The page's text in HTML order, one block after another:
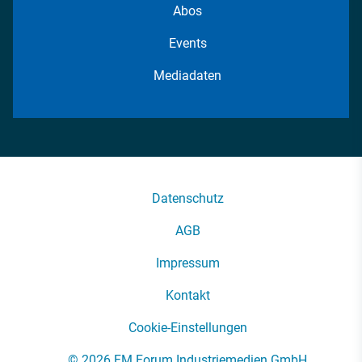
Abos
Events
Mediadaten
Datenschutz
AGB
Impressum
Kontakt
Cookie-Einstellungen